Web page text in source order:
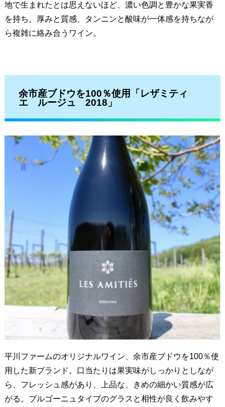
地で生まれたとは思えないほど、濃い色調と豊かな果実香
を持ち、厚みと質感、タンニンと酸味が一体感を持ちなが
ら複雑に絡み合うワイン。
余市産ブドウを100％使用「レザミティ
エ ルージュ 2018」
平川ファームのオリジナルワイン、余市産ブドウを100％使
用した新ブランド。口当たりは果実味がしっかりとしなが
ら、フレッシュ感があり、上品な、きめの細かい質感が広
がる。ブルゴーニュタイプのグラスと相性が良く飲みやす